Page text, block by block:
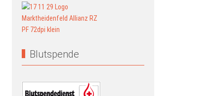
Blutspende